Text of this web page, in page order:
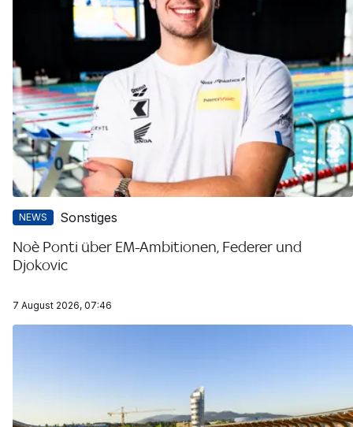
NEWS Sonstiges
Noè Ponti über EM-Ambitionen, Federer und
Djokovic
7 August 2026, 07:46